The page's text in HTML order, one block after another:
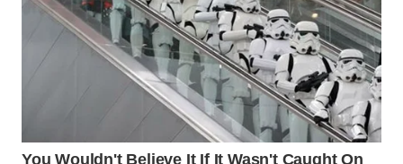
LAWAS
CIANJUR